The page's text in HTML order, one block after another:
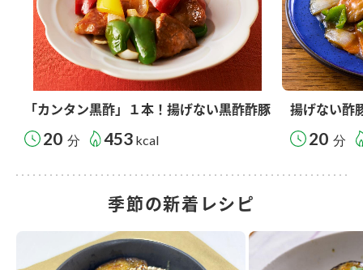
「カンタン黒酢」１本！揚げない黒酢酢豚
20 分 453 kcal
揚げない酢
20 分
季節の新着レシピ